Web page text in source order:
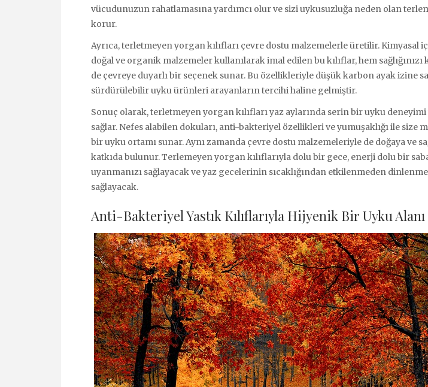
vücudunuzun rahatlamasına yardımcı olur ve sizi uykusuzluğa neden olan
korur.
Ayrıca, terletmeyen yorgan kılıfları çevre dostu malzemelerle üretilir. Kimyasal
doğal ve organik malzemeler kullanılarak imal edilen bu kılıflar, hem
de çevreye duyarlı bir seçenek sunar. Bu özellikleriyle düşük karbon ayak izine
sürdürülebilir uyku ürünleri arayanların tercihi haline gelmiştir.
Sonuç olarak, terletmeyen yorgan kılıfları yaz aylarında serin bir uyku deneyimi
sağlar. Nefes alabilen dokuları, anti-bakteriyel özellikleri ve yumuşaklığı ile size
bir uyku ortamı sunar. Aynı zamanda çevre dostu malzemeleriyle de doğaya ve
katkıda bulunur. Terlemeyen yorgan kılıflarıyla dolu bir gece, enerji dolu bir
uyanmanızı sağlayacak ve yaz gecelerinin sıcaklığından etkilenmeden
sağlayacak.
Anti-Bakteriyel Yastık Kılıflarıyla Hijyenik Bir Uyku Alanı